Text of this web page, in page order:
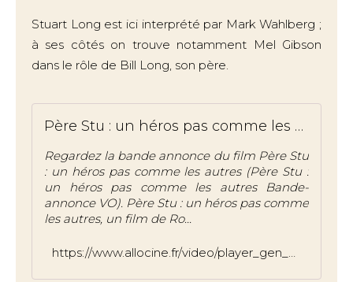
Stuart Long est ici interprété par Mark Wahlberg ;
à ses côtés on trouve notamment Mel Gibson
dans le rôle de Bill Long, son père.
Père Stu : un héros pas comme les autres Bande-annonce VO
Regardez la bande annonce du film Père Stu
: un héros pas comme les autres (Père Stu :
un héros pas comme les autres Bande-
annonce VO). Père Stu : un héros pas comme
les autres, un film de Ro...
https://www.allocine.fr/video/player_gen_cmedia=19595662&cfilm=291584.html